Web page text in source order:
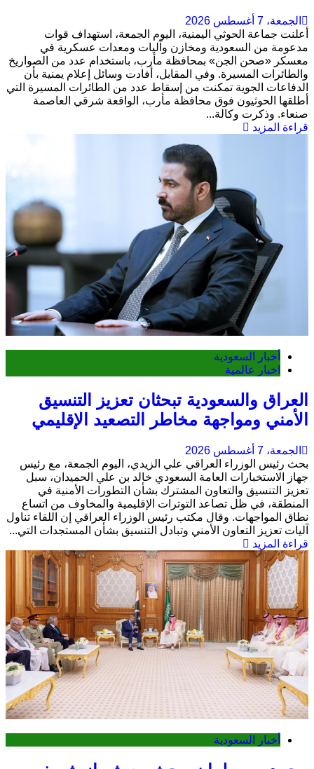
الجمعة، 7 أغسطس 2026
أعلنت جماعة الحوثي اليمنية، اليوم الجمعة، استهداف قوات
مدعومة من السعودية ومخازن وآليات ومعدات عسكرية في
معسكر «صحن الجن» بمحافظة مأرب، باستخدام عدد من الصواريخ
والطائرات المسيرة. وفي المقابل، أفادت وسائل إعلام يمنية بأن
الدفاعات الجوية تمكنت من إسقاط عدد من الطائرات المسيرة التي
أطلقها الحوثيون فوق محافظة مأرب، الواقعة شرقي العاصمة
صنعاء. وذكرت وكالة...
قراءة المزيد
أخبار السعودية
اخبار عالمية
العراق والسعودية تبحثان تعزيز التنسيق
الأمني ومواجهة مخاطر التصعيد الإقليمي
الجمعة، 7 أغسطس 2026
بحث رئيس الوزراء العراقي علي الزيدي، اليوم الجمعة، مع رئيس
جهاز الاستخبارات العامة السعودي خالد بن علي الحميدان، سبل
تعزيز التنسيق والتعاون المشترك بشأن التطورات الأمنية في
المنطقة، في ظل تصاعد التوترات الإقليمية والمخاوف من اتساع
نطاق المواجهات. وقال مكتب رئيس الوزراء العراقي إن اللقاء تناول
آليات تعزيز التعاون الأمني وتبادل التنسيق بشأن المستجدات التي...
قراءة المزيد
أخبار السعودية